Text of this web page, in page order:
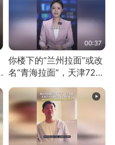
00:37
你楼下的“兰州拉面”或改
名“青海拉面”，天津72家
面馆已集体更换招牌